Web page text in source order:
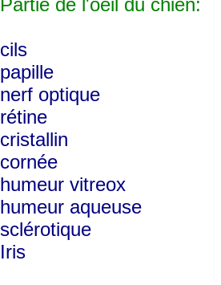
Partie de l'oeil du chien:
cils
papille
nerf optique
rétine
cristallin
cornée
humeur vitreox
humeur aqueuse
sclérotique
Iris